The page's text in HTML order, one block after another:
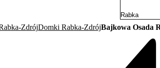
ZdrójDomki Rabka-ZdrójBajkowa Osada